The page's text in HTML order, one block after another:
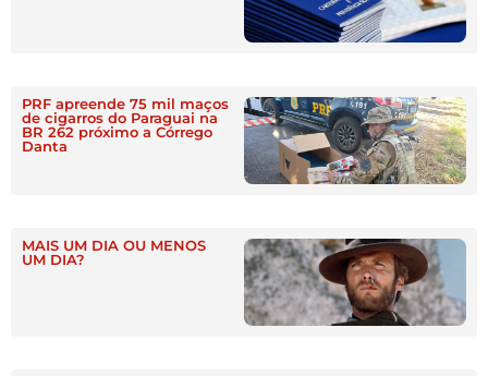
PRF apreende 75 mil maços
de cigarros do Paraguai na
BR 262 próximo a Córrego
Danta
MAIS UM DIA OU MENOS
UM DIA?